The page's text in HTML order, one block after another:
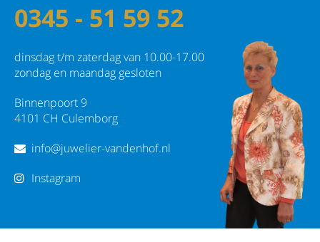
0345 - 51 59 52
dinsdag t/m zaterdag van 10.00-17.00
zondag en maandag gesloten
Binnenpoort 9
4101 CH Culemborg
info@juwelier-vandenhof.nl
Instagram